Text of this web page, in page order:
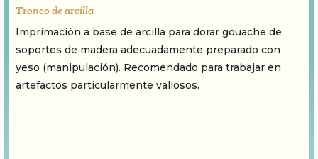
Tronco de arcilla
Imprimación a base de arcilla para dorar gouache de
soportes de madera adecuadamente preparado con
yeso (manipulación). Recomendado para trabajar en
artefactos particularmente valiosos.